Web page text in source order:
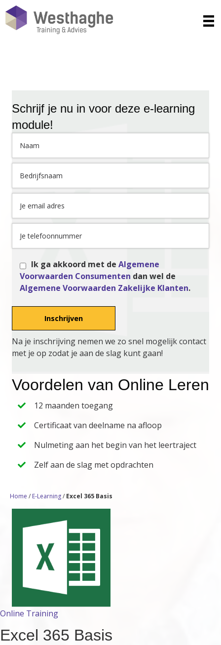
Schrijf je nu in voor deze e-learning
module!
Ik ga akkoord met de Algemene
Voorwaarden Consumenten dan wel de
Algemene Voorwaarden Zakelijke Klanten.
Na je inschrijving nemen we zo snel mogelijk contact
met je op zodat je aan de slag kunt gaan!
Voordelen van Online Leren
12 maanden toegang
Certificaat van deelname na afloop
Nulmeting aan het begin van het leertraject
Zelf aan de slag met opdrachten
Home / E-Learning/ Excel 365 Basis
Online Training
Excel 365 Basis